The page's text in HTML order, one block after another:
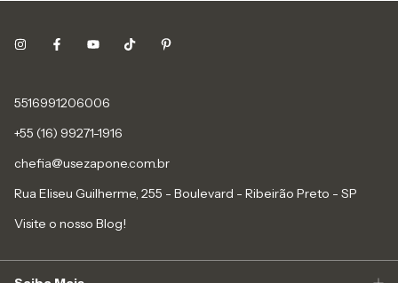
5516991206006
+55 (16) 99271-1916
chefia@usezapone.com.br
Rua Eliseu Guilherme, 255 - Boulevard - Ribeirão Preto - SP
Visite o nosso Blog!